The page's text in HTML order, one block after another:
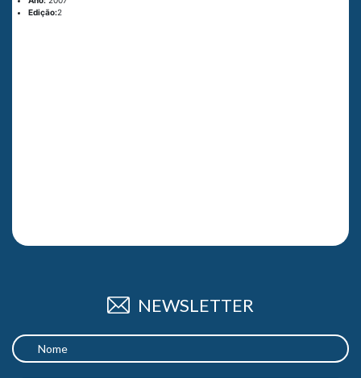
Edição:2
NEWSLETTER